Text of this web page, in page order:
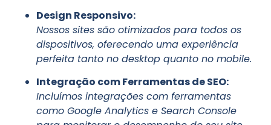
Design Responsivo:
Nossos sites são otimizados para todos os
dispositivos, oferecendo uma experiência
perfeita tanto no desktop quanto no mobile.
Integração com Ferramentas de SEO:
Incluímos integrações com ferramentas
como Google Analytics e Search Console